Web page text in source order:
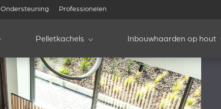
Ondersteuning Professionelen
Pelletkachels Inbouwhaarden op hout